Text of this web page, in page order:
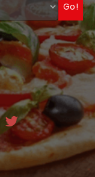
Go!